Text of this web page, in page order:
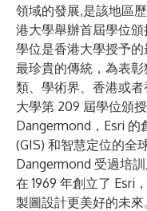
領域的發展,是該地區
港大學舉辦首屆學位
學位是香港大學授予
最珍貴的傳統，為表
類、學術界、香港或
大學第 209 屆學位頒
Dangermond，Esri 的
(GIS) 和智慧定位的全
Dangermond 受過培
在 1969 年創立了 Esri
製圖設計更美好的未